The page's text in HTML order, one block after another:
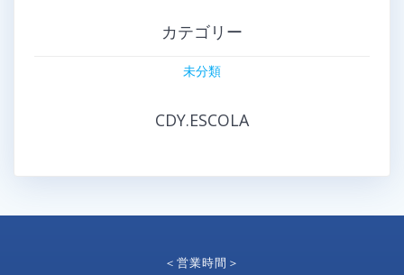
カテゴリー
未分類
CDY.ESCOLA
＜営業時間＞